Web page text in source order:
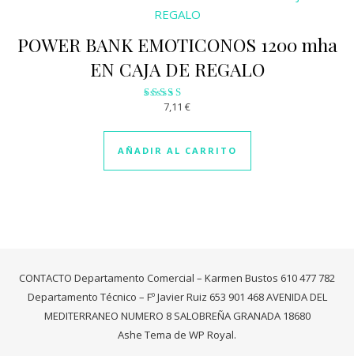
POWER BANK EMOTICONOS 1200 mha
EN CAJA DE REGALO
Valorado
3.19
de 5
7,11 €
AÑADIR AL CARRITO
CONTACTO Departamento Comercial – Karmen Bustos 610 477 782
Departamento Técnico – Fº Javier Ruiz 653 901 468 AVENIDA DEL
MEDITERRANEO NUMERO 8 SALOBREÑA GRANADA 18680
Ashe Tema de WP Royal.